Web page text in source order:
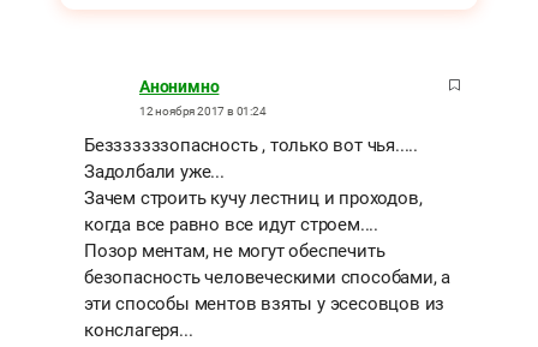
Анонимно
12 ноября 2017 в 01:24
Безззззззопасность , только вот чья.....
Задолбали уже...
Зачем строить кучу лестниц и проходов,
когда все равно все идут строем....
Позор ментам, не могут обеспечить
безопасность человеческими способами, а
эти способы ментов взяты у эсесовцов из
конслагеря...